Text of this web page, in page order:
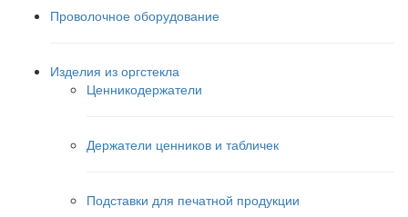
Проволочное оборудование
Изделия из оргстекла
Ценникодержатели
Держатели ценников и табличек
Подставки для печатной продукции